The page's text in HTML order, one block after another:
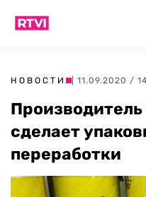
НОВОСТИ | 11.09.2020 /
сделает
переработки